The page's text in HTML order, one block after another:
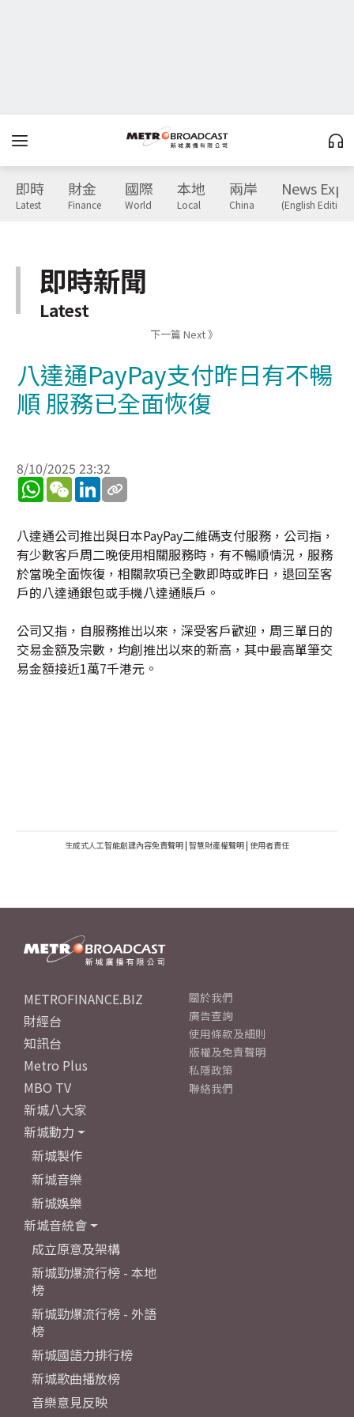
即時
Latest
財金
Finance
國際
World
本地
Local
兩岸
China
News
(English Edition)
即時新聞
Latest
下一篇 Next 》
八達通PayPay支付昨日有不暢
順 服務已全面恢復
8/10/2025 23:32
WhatsApp
WeChatLinkedIn
八達通公司推出與日本PayPay二維碼支付服務，公司指，
有少數客戶周二晚使用相關服務時，有不暢順情況，服務
於當晚全面恢復，相關款項已全數即時或昨日，退回至客
戶的八達通銀包或手機八達通賬戶。
公司又指，自服務推出以來，深受客戶歡迎，周三單日的
交易金額及宗數，均創推出以來的新高，其中最高單筆交
易金額接近1萬7千港元。
生成式人工智能創建內容免責聲明 | 智慧財產權聲明 | 使用者責任
METROFINANCE.BIZ
財經台
知訊台
Metro Plus
MBO TV
新城八大家
新城動力
新城製作
新城音樂
新城娛樂
新城音統會
成立原意及架構
新城勁爆流行榜 - 本地
榜
新城勁爆流行榜 - 外語
榜
新城國語力排行榜
新城歌曲播放榜
音樂意見反映
關於我們
廣告查詢
使用條款及細則
版權及免責聲明
私隱政策
聯絡我們